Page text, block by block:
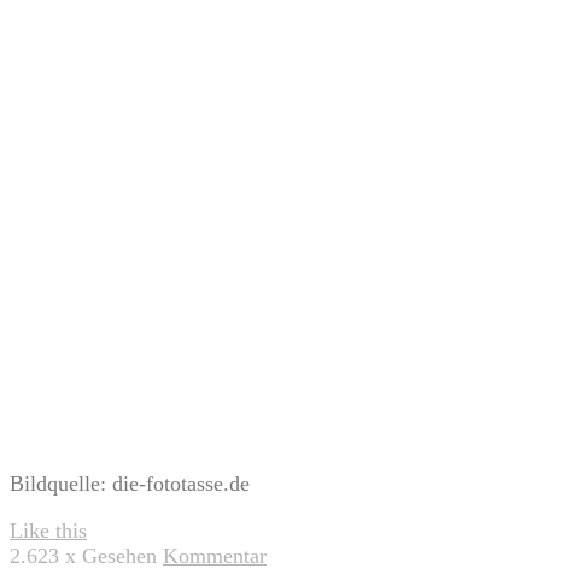
Bildquelle: die-fototasse.de
Like this
2.623 x Gesehen Kommentar